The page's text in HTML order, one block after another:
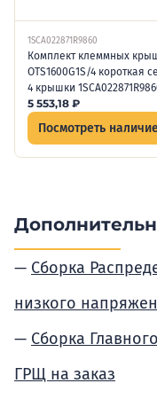
1SCA022871R9860
Комплект клеммных
OTS1600G1S/4 короткая
4 крышки
5 553,18 ₽
Посмотреть
Сборка
низкого
Сборка
ГРЩ на заказ